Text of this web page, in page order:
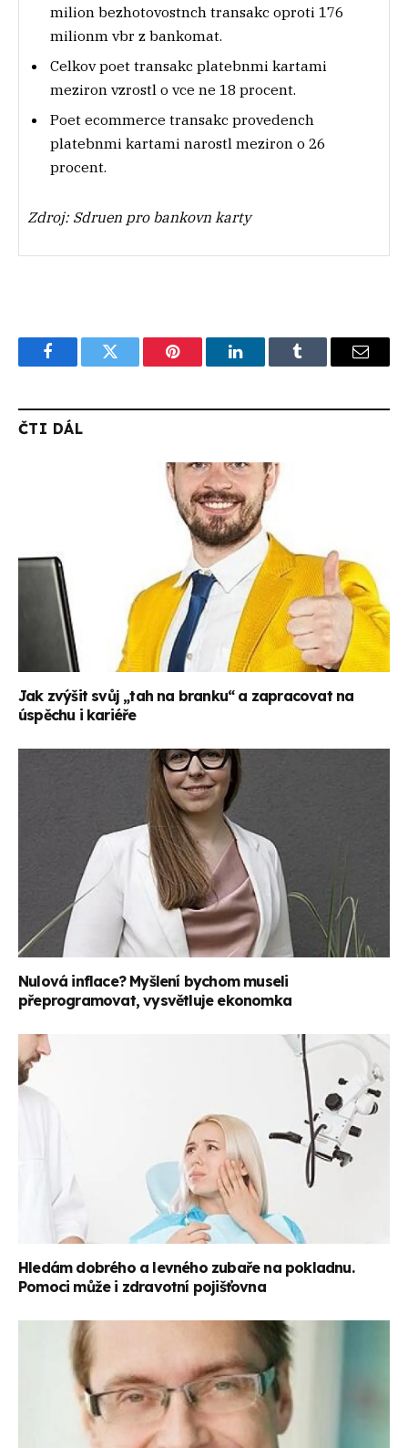
milion bezhotovostnch transakc oproti 176
milionm vbr z bankomat.
Celkov poet transakc platebnmi kartami
meziron vzrostl o vce ne 18 procent.
Poet ecommerce transakc provedench
platebnmi kartami narostl meziron o 26
procent.
Zdroj: Sdruen pro bankovn karty
FacebookTwitter Pinterest LinkedInTumblr Email
ČTI DÁL
Jak zvýšit svůj „tah na branku“ a zapracovat na
úspěchu i kariéře
Nulová inflace? Myšlení bychom museli
přeprogramovat, vysvětluje ekonomka
Hledám dobrého a levného zubaře na pokladnu.
Pomoci může i zdravotní pojišťovna